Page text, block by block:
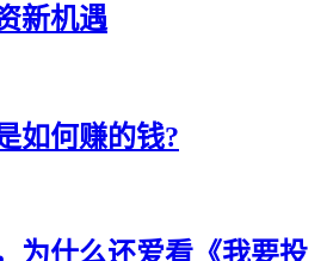
新机遇
如何赚的钱?
为什么还爱看《我要投